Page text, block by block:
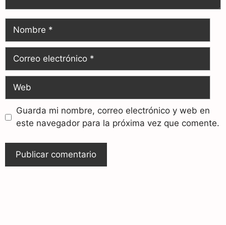
Guarda mi nombre, correo electrónico y web en
este navegador para la próxima vez que comente.